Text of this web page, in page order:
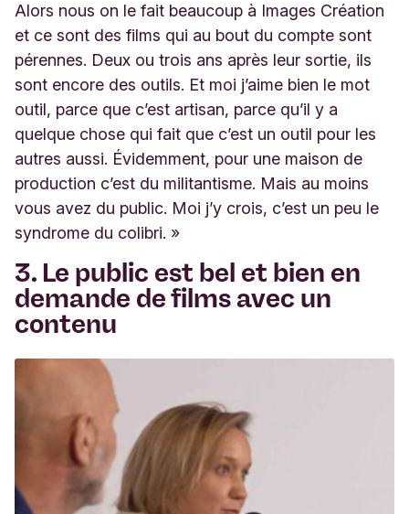
Alors nous on le fait beaucoup à Images Création
et ce sont des films qui au bout du compte sont
pérennes. Deux ou trois ans après leur sortie, ils
sont encore des outils. Et moi j’aime bien le mot
outil, parce que c’est artisan, parce qu’il y a
quelque chose qui fait que c’est un outil pour les
autres aussi. Évidemment, pour une maison de
production c’est du militantisme. Mais au moins
vous avez du public. Moi j’y crois, c’est un peu le
syndrome du colibri. »
3. Le public est bel et bien en
demande de films avec un
contenu